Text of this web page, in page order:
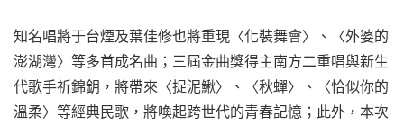
知名唱將于台煙及葉佳修也將重現〈化裝舞會〉、〈外婆的
澎湖灣〉等多首成名曲；三屆金曲獎得主南方二重唱與新生
代歌手祈錦鈅，將帶來〈捉泥鰍〉、〈秋蟬〉、〈恰似你的
溫柔〉等經典民歌，將喚起跨世代的青春記憶；此外，本次